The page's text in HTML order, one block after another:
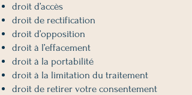
droit d’accès
droit de rectification
droit d’opposition
droit à l’effacement
droit à la portabilité
droit à la limitation du traitement
droit de retirer votre consentement